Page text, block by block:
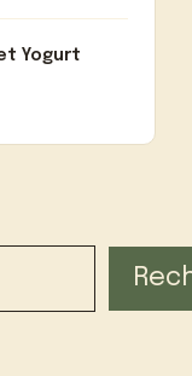
Yogurt